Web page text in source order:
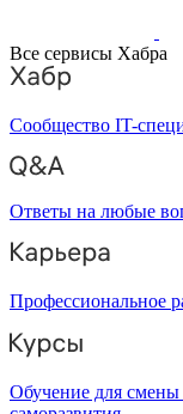
Все сервисы Хабра
Сообщество IT-
Ответы на любые
Профессиональное
Обучение для смены